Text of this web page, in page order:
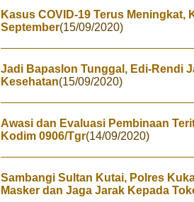
Kasus COVID-19 Terus Meningkat,
September(15/09/2020)
Jadi Bapaslon Tunggal, Edi-Rendi
Kesehatan(15/09/2020)
Awasi dan Evaluasi Pembinaan
Kodim 0906/Tgr(14/09/2020)
Sambangi Sultan Kutai, Polres
Masker dan Jaga Jarak Kepada